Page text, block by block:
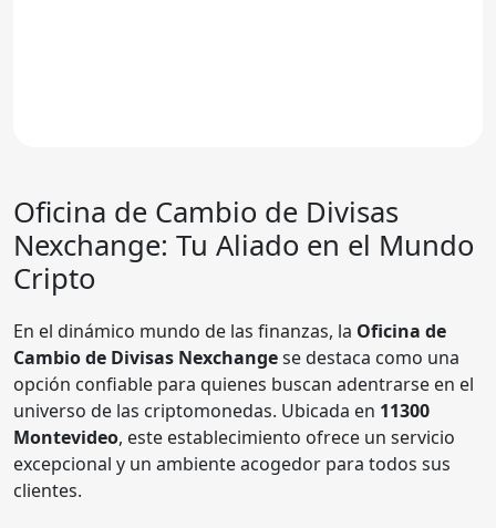
Oficina de Cambio de Divisas
Nexchange: Tu Aliado en el Mundo
Cripto
En el dinámico mundo de las finanzas, la Oficina de
Cambio de Divisas Nexchangese destaca como una
opción confiable para quienes buscan adentrarse en el
universo de las criptomonedas. Ubicada en 11300
Montevideo, este establecimiento ofrece un servicio
excepcional y un ambiente acogedor para todos sus
clientes.